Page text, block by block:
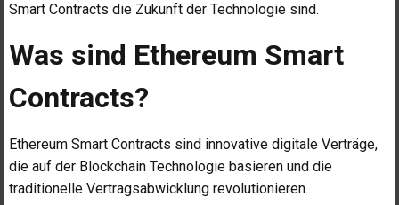
Smart Contracts die Zukunft der Technologie sind.
Was sind Ethereum Smart
Contracts?
Ethereum Smart Contracts sind innovative digitale Verträge,
die auf der Blockchain Technologie basieren und die
traditionelle Vertragsabwicklung revolutionieren.